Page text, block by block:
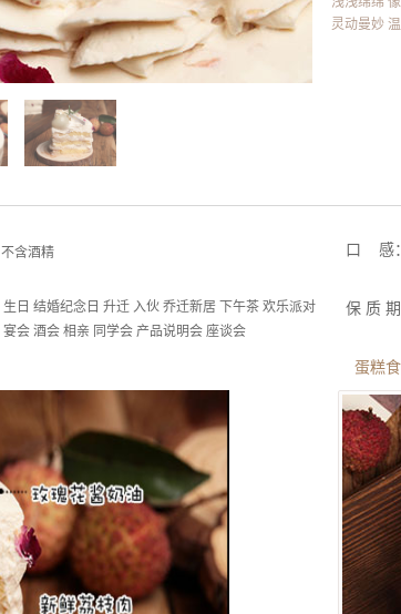
灵动曼妙
不含酒精 口 感
生日 结婚纪念日 升迁 入伙 乔迁新居 下午茶 欢乐派对
宴会 酒会 相亲 同学会 产品说明会 座谈会
保 质
蛋糕